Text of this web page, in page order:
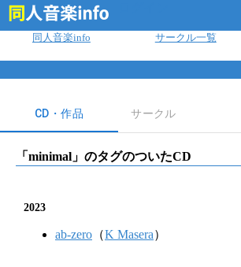
同人音楽info サークル一覧
CD・作品 サークル
「 minimal 」のタグのついたCD
2023
ab-zero （K Masera）